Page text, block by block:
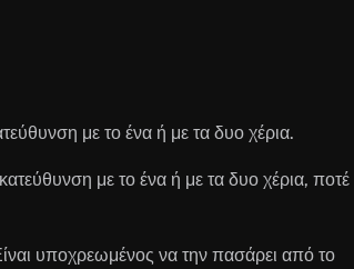
με το ένα ή με τα δυο χέρια.
με το ένα ή με τα δυο χέρια, ποτέ
υποχρεωμένος να την πασάρει από το